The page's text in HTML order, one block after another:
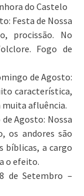
do Castelo
Festa de Nossa
procissão. No
Fogo de
de Agosto:
característica,
afluência.
Agosto: Nossa
os andores são
bíblicas, a cargo
o efeito.
de Setembro –